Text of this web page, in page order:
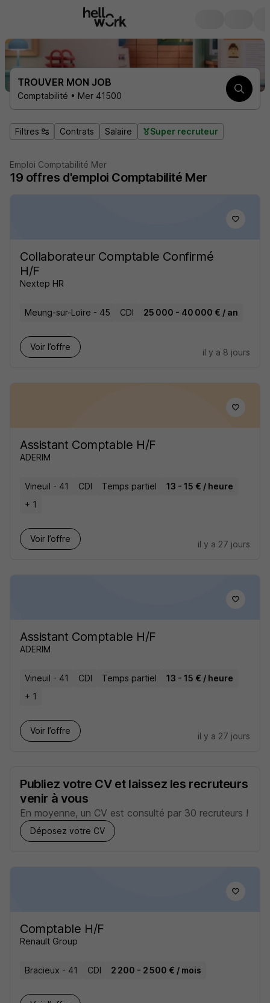
TROUVER MON JOB
Comptabilité • Mer 41500
Filtres Contrats Salaire Super recruteur
Emploi Comptabilité Mer
19 offres d'emploi Comptabilité Mer
Collaborateur Comptable Confirmé
H/F
Nextep HR
Meung-sur-Loire - 45 CDI 25 000 - 40 000 € / an
Voir l’offre
il y a 8 jours
Assistant Comptable H/F
ADERIM
Vineuil - 41 CDI Temps partiel
13 - 15 € / heure
+ 1
Voir l’offre
il y a 27 jours
Assistant Comptable H/F
ADERIM
Vineuil - 41 CDI Temps partiel
13 - 15 € / heure
+ 1
Voir l’offre
il y a 27 jours
Publiez votre CV et laissez les recruteurs
venir à vous
En moyenne, un CV est consulté par 30 recruteurs !
Déposez votre CV
Comptable H/F
Renault Group
Bracieux - 41 CDI 2 200 - 2 500 € / mois